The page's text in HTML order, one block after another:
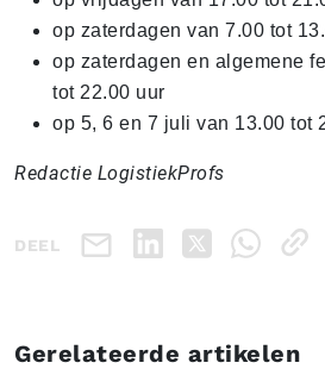
op zaterdagen van 7.00 tot
op zaterdagen en algemene
tot 22.00 uur
op 5, 6 en 7 juli van 13.00 tot
Redactie LogistiekProfs
DEEL
Gerelateerde artikelen